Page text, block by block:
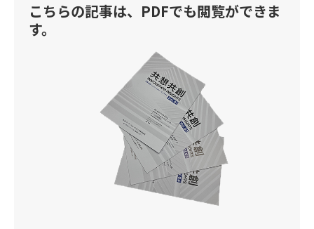
こちらの記事は、PDFでも閲覧ができま
す。